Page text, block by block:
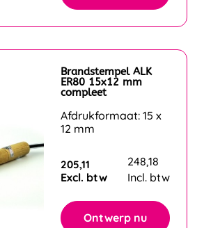
Brandstempel ALK
ER80 15x12 mm
compleet
Afdrukformaat: 15 x
12 mm
205,11
Excl. btw
248,18
Incl. btw
Ontwerp nu